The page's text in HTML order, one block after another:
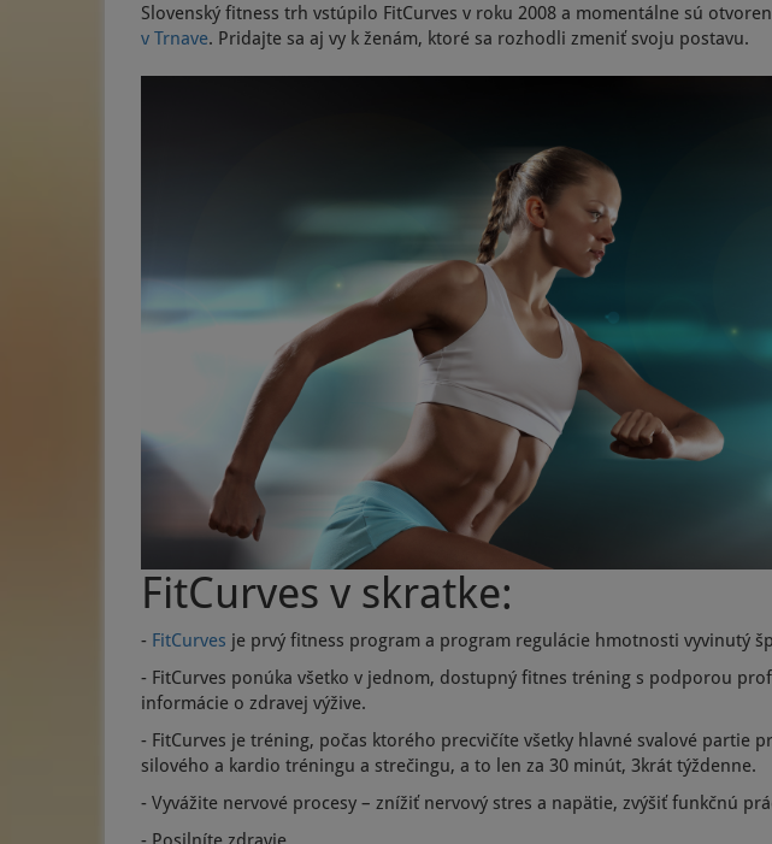
Slovenský fitness trh vstúpilo FitCurves v roku 2008 a momentálne sú
v Trnave. Pridajte sa aj vy k ženám, ktoré sa rozhodli zmeniť svoju postavu.
FitCurves v skratke:
- FitCurves je prvý fitness program a program regulácie hmotnosti vyvinutý
- FitCurves ponúka všetko v jednom, dostupný fitnes tréning s podporou
informácie o zdravej výžive.
- FitCurves je tréning, počas ktorého precvičíte všetky hlavné svalové partie
silového a kardio tréningu a strečingu, a to len za 30 minút, 3krát týždenne.
- Vyvážite nervové procesy – znížiť nervový stres a napätie, zvýšiť funkčnú